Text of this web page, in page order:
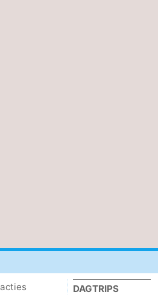
DAGTRIPS